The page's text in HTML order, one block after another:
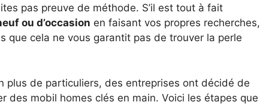
pas preuve de méthode. S’il est tout à fait
ou d’occasion en faisant vos propres recherches,
que cela ne vous garantit pas de trouver la perle
plus de particuliers, des entreprises ont décidé de
des mobil homes clés en main. Voici les étapes que